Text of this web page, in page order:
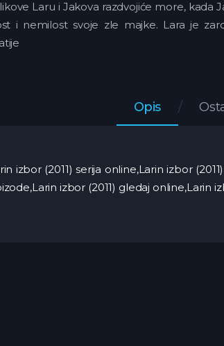
Laru i Jakova razdvojiće more,
i nemilost svoje zle majke. Lara je
Opis
izbor (2011) serija online,Larin izbor
izbor (2011) gledaj online,Larin